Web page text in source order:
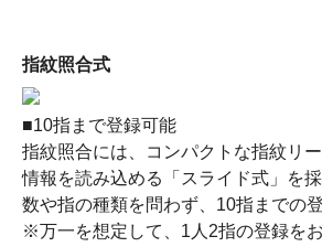
指紋照合式
■10指まで登録可能
指紋照合には、コンパクトな指紋リ
情報を読み込める「スライド式」を
数や指の種類を問わず、10指までの
※万一を想定して、1人2指の登録をお